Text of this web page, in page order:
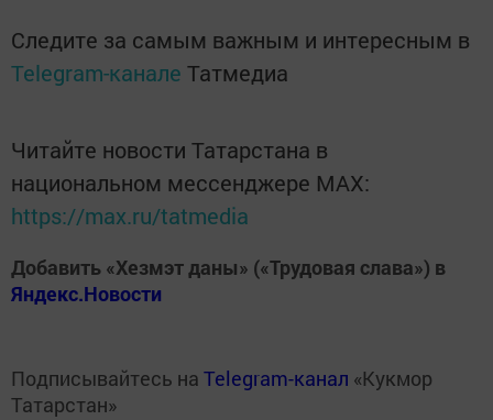
Следите за самым важным и интересным в
Telegram-канале Татмедиа
Читайте новости Татарстана в
национальном мессенджере MАХ:
https://max.ru/tatmedia
Добавить «Хезмэт даны» («Трудовая слава») в
Яндекс.Новости
Подписывайтесь на Telegram-канал «Кукмор
Татарстан»